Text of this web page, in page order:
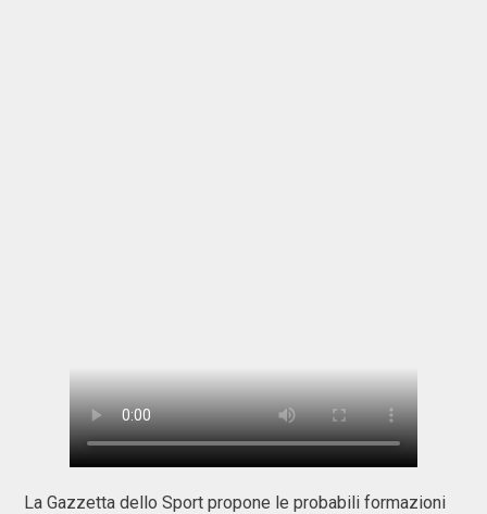
La Gazzetta dello Sport propone le probabili formazioni